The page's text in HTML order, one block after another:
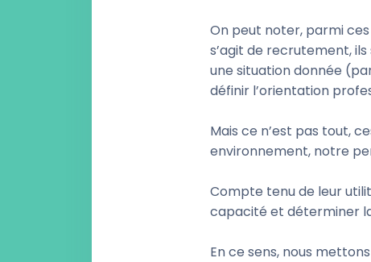
On peut noter, parmi
s’agit de recrutement,
une situation donnée
définir l’orientation
Mais ce n’est pas tout,
environnement, notre
Compte tenu de leur
capacité et déterminer
En ce sens, nous